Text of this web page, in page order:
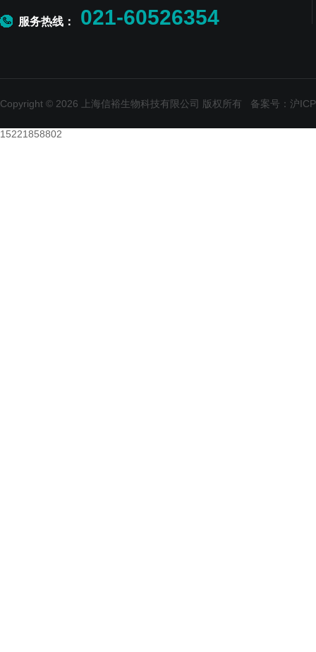
服务热线： 021-60526354
Copyright © 2026 上海信裕生物科技有限公司 版权所有 备案号：沪
15221858802